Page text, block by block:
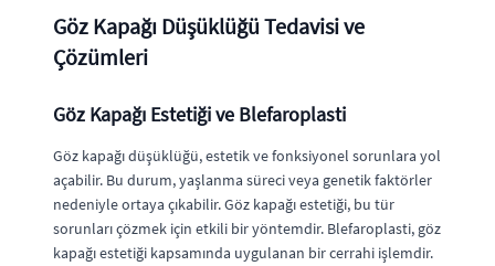
Göz Kapağı Düşüklüğü Tedavisi ve
Çözümleri
Göz Kapağı Estetiği ve Blefaroplasti
Göz kapağı düşüklüğü, estetik ve fonksiyonel sorunlara yol
açabilir. Bu durum, yaşlanma süreci veya genetik faktörler
nedeniyle ortaya çıkabilir. Göz kapağı estetiği, bu tür
sorunları çözmek için etkili bir yöntemdir. Blefaroplasti, göz
kapağı estetiği kapsamında uygulanan bir cerrahi işlemdir.